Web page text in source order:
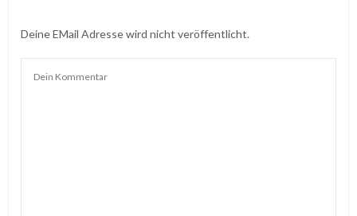
Deine EMail Adresse wird nicht veröffentlicht.